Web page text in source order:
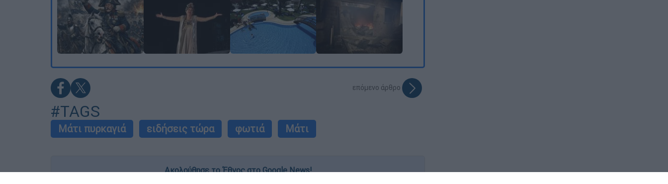
επόμενο άρθρο
#TAGS
Μάτι πυρκαγιά ειδήσεις τώρα φωτιά Μάτι
Ακολούθησε το Έθνος στο Google News!